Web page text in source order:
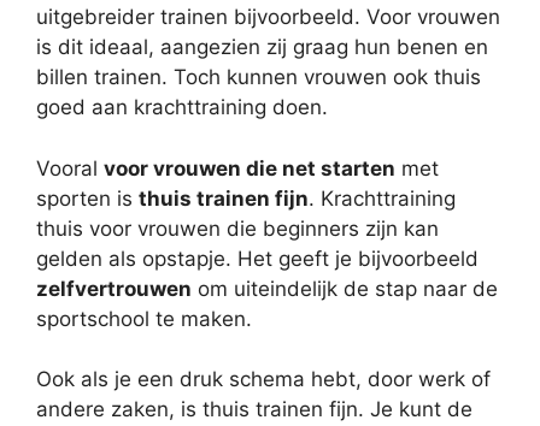
uitgebreider trainen bijvoorbeeld. Voor vrouwen
is dit ideaal, aangezien zij graag hun benen en
billen trainen. Toch kunnen vrouwen ook thuis
goed aan krachttraining doen.
Vooral voor vrouwen die net starten met
sporten is thuis trainen fijn. Krachttraining
thuis voor vrouwen die beginners zijn kan
gelden als opstapje. Het geeft je bijvoorbeeld
zelfvertrouwen om uiteindelijk de stap naar de
sportschool te maken.
Ook als je een druk schema hebt, door werk of
andere zaken, is thuis trainen fijn. Je kunt de